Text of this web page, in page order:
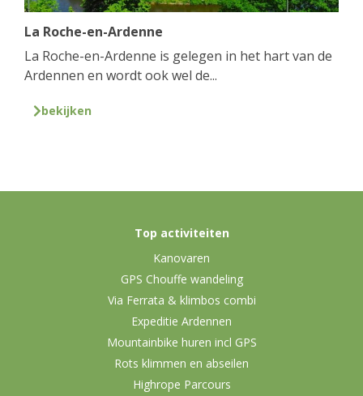
La Roche-en-Ardenne
La Roche-en-Ardenne is gelegen in het hart van de
Ardennen en wordt ook wel de...
bekijken
Top activiteiten
Kanovaren
GPS Chouffe wandeling
Via Ferrata & klimbos combi
Expeditie Ardennen
Mountainbike huren incl GPS
Rots klimmen en abseilen
Highrope Parcours